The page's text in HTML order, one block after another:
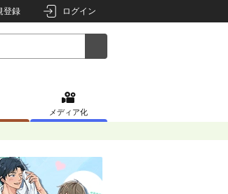
登録 ログイン
メディア化